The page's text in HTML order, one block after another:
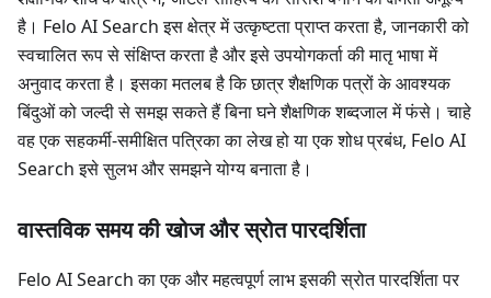
है। Felo AI Search इस क्षेत्र में उत्कृष्टता प्राप्त करता है, जानकारी को
स्वचालित रूप से संक्षिप्त करता है और इसे उपयोगकर्ता की मातृ भाषा में
अनुवाद करता है। इसका मतलब है कि छात्र शैक्षणिक पत्रों के आवश्यक
बिंदुओं को जल्दी से समझ सकते हैं बिना घने शैक्षणिक शब्दजाल में फंसे। चाहे
वह एक सहकर्मी-समीक्षित पत्रिका का लेख हो या एक शोध प्रबंध, Felo AI
Search इसे सुलभ और समझने योग्य बनाता है।
वास्तविक समय की खोज और स्रोत पारदर्शिता
Felo AI Search का एक और महत्वपूर्ण लाभ इसकी स्रोत पारदर्शिता पर